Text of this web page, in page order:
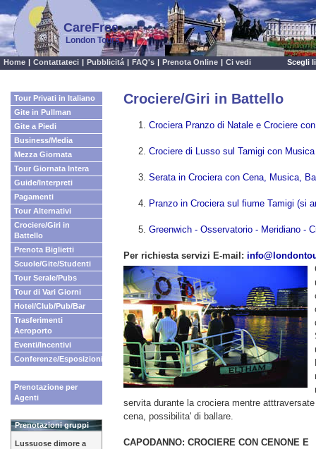
CareFree
London Tours
Crociere/Giri in Battello
Crociera Pranzo di Natale e Crociere
Crociere di Lusso sul Tamigi con
Serata in Crociera con Cena, Musica,
Pranzo in Crociera sul fiume Tamigi (si
Greenwich - Osservatorio - Meridiano -
Per richiesta servizi E-mail:
servita durante la crociera mentre
cena, possibilita' di ballare.
CAPODANNO: CROCIERE CON CENONE E
Home | Contattateci | Pubblicitá | FAQ's | Prenota Online | Ci vedi Scegli
Tour Privati in Italiano
Gite in Pullman
Gite a Piedi
Business/Media
Mezza Giornata
Tour Giornata Intera
Guide/Interpreti
Pagamenti
Tour Alternativi
Crociere/Giri in
Battello
Prenota Biglietti
Scuole/Gite/Studenti
Tour Serale/Pubs
Tour di Vari Giorni
Hotel/Club/Pub/Bar
Trasferimenti
Aeroporto
Eventi/Incentivi
Conferenze/Esposizioni
Prenotazione per
Agenti
Prenotazioni gruppi
Lussuose dimore a